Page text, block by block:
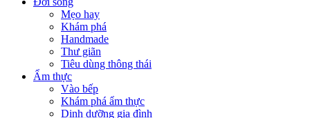
Mẹo hay
Khám phá
Handmade
Thư giãn
Tiêu dùng thông thái
Ẩm thực
Vào bếp
Khám phá ẩm thực
Dinh dưỡng gia đình